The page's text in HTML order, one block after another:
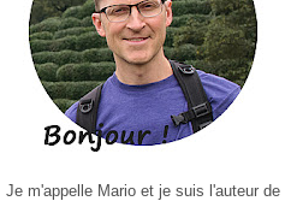
Je m'appelle Mario et je suis l'auteur de